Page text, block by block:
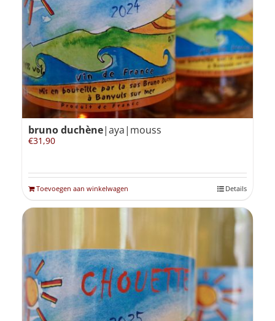
bruno duchène|aya|mouss
€31,90
Toevoegen aan winkelwagen Details